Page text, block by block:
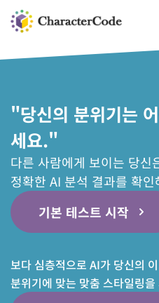
"당신의 분위기는
세요."
다른 사람에게 보이는 당신
정확한 AI 분석 결과를 확인
기본 테스트 시작
보다 심층적으로 AI가 당신의
분위기에 맞는 맞춤 스타일링